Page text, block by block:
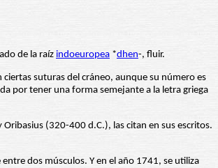
de la raíz indoeuropea *dhen-, fluir.
suturas del cráneo, aunque su número es
por tener una forma semejante a la letra griega
(320-400 d.C.), las citan en sus escritos.
dos músculos. Y en el año 1741, se utiliza